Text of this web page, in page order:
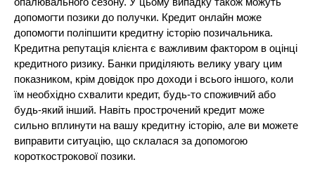
допомогти позики до получки. Кредит онлайн може
допомогти поліпшити кредитну історію позичальника.
Кредитна репутація клієнта є важливим фактором в оцінці
кредитного ризику. Банки приділяють велику увагу цим
показником, крім довідок про доходи і всього іншого, коли
їм необхідно схвалити кредит, будь-то споживчий або
будь-який інший. Навіть прострочений кредит може
сильно вплинути на вашу кредитну історію, але ви можете
виправити ситуацію, що склалася за допомогою
короткострокової позики.